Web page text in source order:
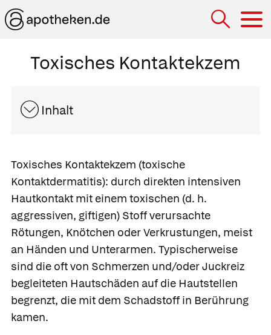
Toxisches Kontaktekzem
Inhalt
Toxisches Kontaktekzem (toxische
Kontaktdermatitis): durch direkten intensiven
Hautkontakt mit einem toxischen (d. h.
aggressiven, giftigen) Stoff verursachte
Rötungen, Knötchen oder Verkrustungen, meist
an Händen und Unterarmen. Typischerweise
sind die oft von Schmerzen und/oder Juckreiz
begleiteten Hautschäden auf die Hautstellen
begrenzt, die mit dem Schadstoff in Berührung
kamen.